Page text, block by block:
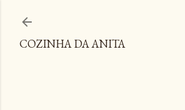
COZINHA DA ANITA